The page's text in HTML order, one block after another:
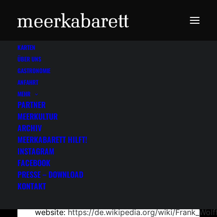
KARTEN
ÜBER UNS
GASTRONOMIE
ANFAHRT
MEHR
PARTNER
MEERKULTUR
ARCHIV
MEERKABARETT HILFT!
INSTAGRAM
FACEBOOK
PRESSE – DOWNLOAD
KONTAKT
Frankfurter
Kurorchester
1996
website:https://de.wikipedia.org/wiki/